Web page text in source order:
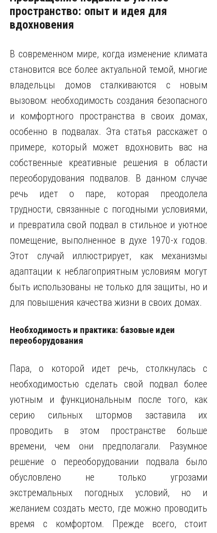
пространство: опыт и идея для
вдохновения
В современном мире, когда изменение климата
становится все более актуальной темой, многие
владельцы домов сталкиваются с новым
вызовом: необходимость создания безопасного
и комфортного пространства в своих домах,
особенно в подвалах. Эта статья расскажет о
примере, который может вдохновить вас на
собственные креативные решения в области
переоборудования подвалов. В данном случае
речь идет о паре, которая преодолела
трудности, связанные с погодными условиями,
и превратила свой подвал в стильное и уютное
помещение, выполненное в духе 1970-х годов.
Этот случай иллюстрирует, как механизмы
адаптации к неблагоприятным условиям могут
быть использованы не только для защиты, но и
для повышения качества жизни в своих домах.
Необходимость и практика: базовые идеи
переоборудования
Пара, о которой идет речь, столкнулась с
необходимостью сделать свой подвал более
уютным и функциональным после того, как
серию сильных штормов заставила их
проводить в этом пространстве больше
времени, чем они предполагали. Разумное
решение о переоборудовании подвала было
обусловлено не только угрозами
экстремальных погодных условий, но и
желанием создать место, где можно проводить
время с комфортом. Прежде всего, стоит